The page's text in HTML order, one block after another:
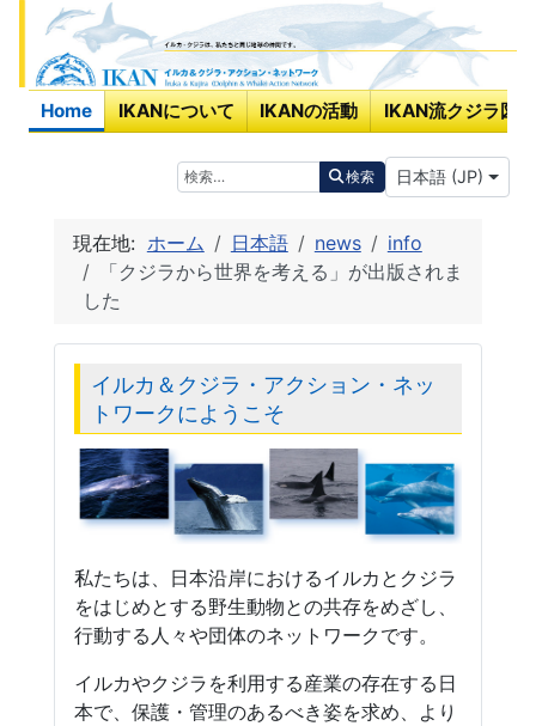
検索 検索 あなたが使う言
日本語 (JP)
Home IKANについて IKANの活動 IKAN流クジラ図鑑
現在地: ホーム 日本語 news
info
「クジラから世界を考える」が出版されま
した
イルカ＆クジラ・アクション・ネッ
トワークにようこそ
私たちは、日本沿岸におけるイルカとクジラ
をはじめとする野生動物との共存をめざし、
行動する人々や団体のネットワークです。
イルカやクジラを利用する産業の存在する日
本で、保護・管理のあるべき姿を求め、より